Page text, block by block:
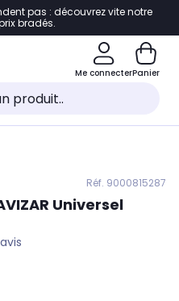
de page
pas : découvrez vite notre
bradés.
Me connecterPanier
Réf. 9000815287
Universel